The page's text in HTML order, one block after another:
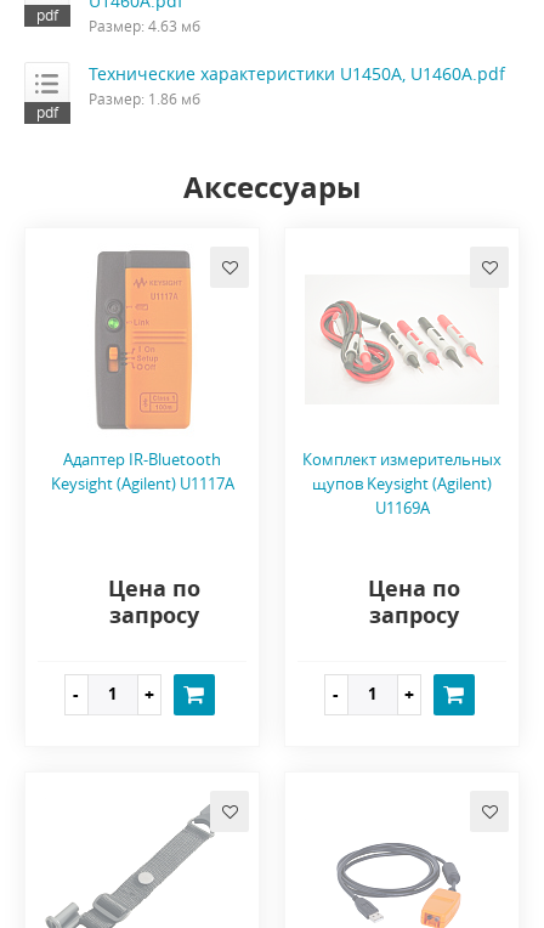
Размер: 4.63 мб
Технические характеристики U1450A, U1460A.pdf
Размер: 1.86 мб
Аксессуары
Адаптер IR-Bluetooth
Keysight (Agilent) U1117A
Цена по
запросу
Комплект измерительных
щупов Keysight (Agilent)
U1169A
Цена по
запросу